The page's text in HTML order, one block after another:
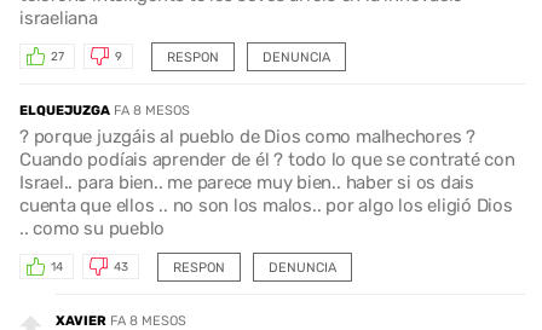
israeliana
RESPON
27 9 DENUNCIA
ELQUEJUZGA FA 8 MESOS
? porque juzgáis al pueblo de Dios como malhechores ?
Cuando podíais aprender de él ? todo lo que se contraté con
Israel.. para bien.. me parece muy bien.. haber si os dais
cuenta que ellos .. no son los malos.. por algo los eligió Dios
.. como su pueblo
RESPON
14 43 DENUNCIA
XAVIER FA 8 MESOS